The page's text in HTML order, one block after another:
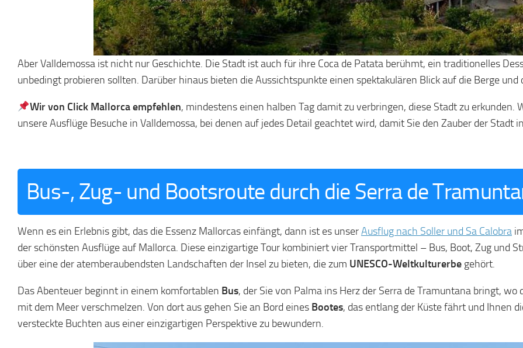
Aber Valldemossa ist nicht nur Geschichte. Die Stadt ist auch für ihre Coca de Patata berühmt, ein traditionelles
unbedingt probieren sollten. Darüber hinaus bieten die Aussichtspunkte einen spektakulären Blick auf die Berge
Wir von Click Mallorca empfehlen, mindestens einen halben Tag damit zu verbringen, diese Stadt zu
unsere Ausflüge Besuche in Valldemossa, bei denen auf jedes Detail geachtet wird, damit Sie den Zauber der Stadt
Bus-, Zug- und Bootsroute durch die Serra de
Wenn es ein Erlebnis gibt, das die Essenz Mallorcas einfängt, dann ist es unserAusflug nach Soller und Sa Calobra
der schönsten Ausflüge auf Mallorca. Diese einzigartige Tour kombiniert vier Transportmittel – Bus, Boot, Zug und
über eine der atemberaubendsten Landschaften der Insel zu bieten, die zum UNESCO-Weltkulturerbe gehört.
Das Abenteuer beginnt in einem komfortablen Bus, der Sie von Palma ins Herz der Serra de Tramuntana bringt,
mit dem Meer verschmelzen. Von dort aus gehen Sie an Bord eines Bootes, das entlang der Küste fährt und Ihnen
versteckte Buchten aus einer einzigartigen Perspektive zu bewundern.